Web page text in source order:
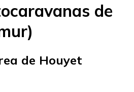
de
de Houyet